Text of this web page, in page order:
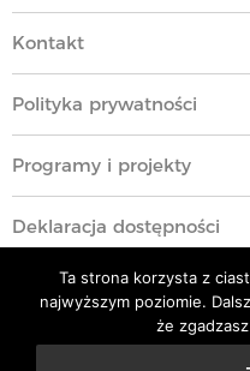
Kontakt
Polityka prywatności
Programy i projekty
Deklaracja dostępności
Standardy Ochrony
Polityka przeciwko
Ta strona korzysta z
najwyższym poziomie.
że